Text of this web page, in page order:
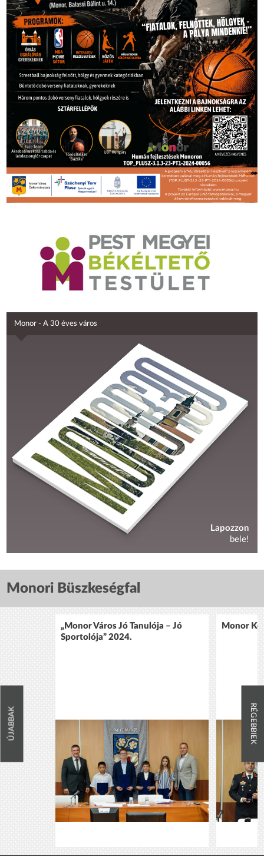
Monor - A 30 éves város
Lapozzon
bele!
Monori Büszkeségfal
ÚJABBAK
„Monor Város Jó Tanulója – Jó
Sportolója” 2024.
Monor
RÉGEBBIEK